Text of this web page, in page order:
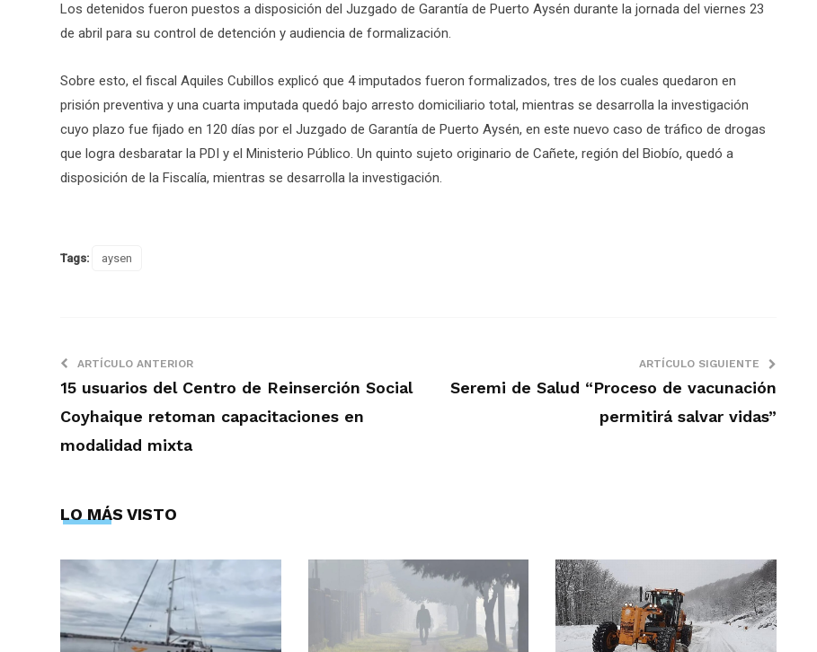
Los detenidos fueron puestos a disposición del Juzgado de Garantía de Puerto Aysén durante la jornada del viernes 23
de abril para su control de detención y audiencia de formalización.
Sobre esto, el fiscal Aquiles Cubillos explicó que 4 imputados fueron formalizados, tres de los cuales quedaron en
prisión preventiva y una cuarta imputada quedó bajo arresto domiciliario total, mientras se desarrolla la investigación
cuyo plazo fue fijado en 120 días por el Juzgado de Garantía de Puerto Aysén, en este nuevo caso de tráfico de drogas
que logra desbaratar la PDI y el Ministerio Público. Un quinto sujeto originario de Cañete, región del Biobío, quedó a
disposición de la Fiscalía, mientras se desarrolla la investigación.
Tags: aysen
ARTÍCULO ANTERIOR
15 usuarios del Centro de Reinserción Social
Coyhaique retoman capacitaciones en
modalidad mixta
ARTÍCULO SIGUIENTE
Seremi de Salud “Proceso de vacunación
permitirá salvar vidas”
LO MÁS VISTO